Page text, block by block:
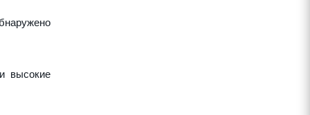
высокие